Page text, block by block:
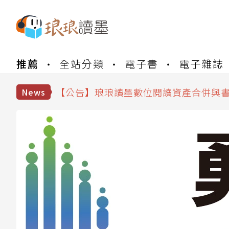
推薦 全站分類 電子書 電子雜誌
News
【公告】琅琅書店服務升級重要說明及
【公告】琅琅讀墨數位閱讀資產合併與
【公告】琅琅書店服務升級重要說明及
【公告】因 Readmoo 讀墨系統維護